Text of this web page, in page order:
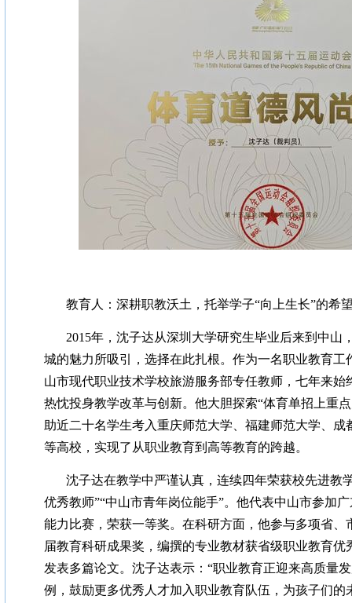
教育人：深耕职教沃土，托举学子“向上生长”的希
2015年，沈子达从深圳大学研究生毕业后来到中山
城的魅力所吸引，选择在此扎根。作为一名职业教育工
山市现代职业技术学校旅游服务部专任教师，七年来始
热忱投身教学改革与创新。他大胆探索“体育单招上重
助近二十名学生考入重庆师范大学、福建师范大学、成
等高校，实现了从职业教育到高等教育的跨越。
沈子达在教学中严谨认真，连续四年荣获校先进教
优秀教师”“中山市青年岗位能手”。他代表中山市参加
能力比赛，荣获一等奖。在科研方面，他参与多项省、
届教育科研成果奖，编撰的专业教材获省级职业教育优
发表多篇论文。沈子达表示：“职业教育正迎来高质量
例，鼓励更多优秀人才加入职业教育队伍，为孩子们的